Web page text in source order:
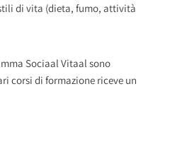
di vita (dieta, fumo, attività
Sociaal Vitaal sono
corsi di formazione riceve un